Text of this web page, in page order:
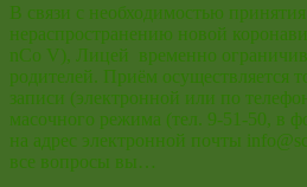
В связи с необходимостью
нераспространению новой
nCo V), Лицей временно
родителей. Приём осуществляется
записи (электронной или по
масочного режима (тел. 9-51-50, в
на адрес электронной почты
все вопросы вы…